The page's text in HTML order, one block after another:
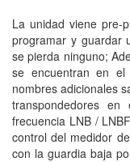
La unidad viene pre-
programar y guardar
se pierda ninguno;
se encuentran en
nombres adicionales
transpondedores
frecuencia LNB /
control del medidor
con la guardia baja